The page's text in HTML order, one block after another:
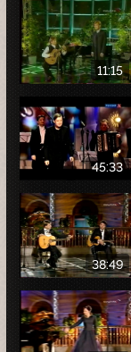
11:15
45:33
38:49